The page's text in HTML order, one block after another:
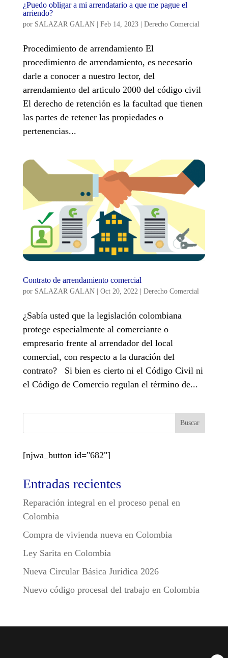
¿Puedo obligar a mi arrendatario a que me pague el
arriendo?
por SALAZAR GALAN| Feb 14, 2023| Derecho Comercial
Procedimiento de arrendamiento El
procedimiento de arrendamiento, es necesario
darle a conocer a nuestro lector, del
arrendamiento del articulo 2000 del código civil
El derecho de retención es la facultad que tienen
las partes de retener las propiedades o
pertenencias...
Contrato de arrendamiento comercial
por SALAZAR GALAN| Oct 20, 2022 | Derecho Comercial
¿Sabía usted que la legislación colombiana
protege especialmente al comerciante o
empresario frente al arrendador del local
comercial, con respecto a la duración del
contrato? Si bien es cierto ni el Código Civil ni
el Código de Comercio regulan el término de...
Buscar
[njwa_button id="682"]
Entradas recientes
Reparación integral en el proceso penal en
Colombia
Compra de vivienda nueva en Colombia
Ley Sarita en Colombia
Nueva Circular Básica Jurídica 2026
Nuevo código procesal del trabajo en Colombia